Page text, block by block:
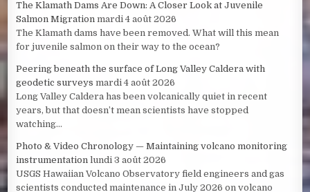
The Klamath Dams Are Down: A Closer Look at Juvenile
Salmon Migration mardi 4 août 2026
The Klamath dams have been removed. What will this mean
for juvenile salmon on their way to the ocean?
Peering beneath the surface of Long Valley Caldera with
geodetic surveys mardi 4 août 2026
Long Valley Caldera has been volcanically quiet in recent
years, but that doesn’t mean scientists have stopped
watching...
Photo & Video Chronology — Maintaining volcano monitoring
instrumentation lundi 3 août 2026
USGS Hawaiian Volcano Observatory field engineers and gas
scientists conducted maintenance in July 2026 on volcano